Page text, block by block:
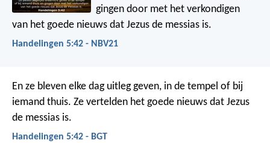
gingen door met het verkondigen
van het goede nieuws dat Jezus de messias is.
Handelingen 5:42 - NBV21
En ze bleven elke dag uitleg geven, in de tempel of bij
iemand thuis. Ze vertelden het goede nieuws dat Jezus
de messias is.
Handelingen 5:42 - BGT